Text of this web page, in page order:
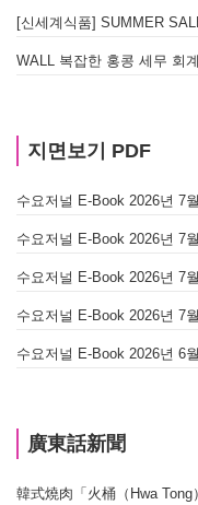
[신세계식품] SUMMER
지면보기 PDF
수요저널 E-Book 2026년 7
수요저널 E-Book 2026년 7
수요저널 E-Book 2026년 7
수요저널 E-Book 2026년 7
수요저널 E-Book 2026년 6
廣東話新聞